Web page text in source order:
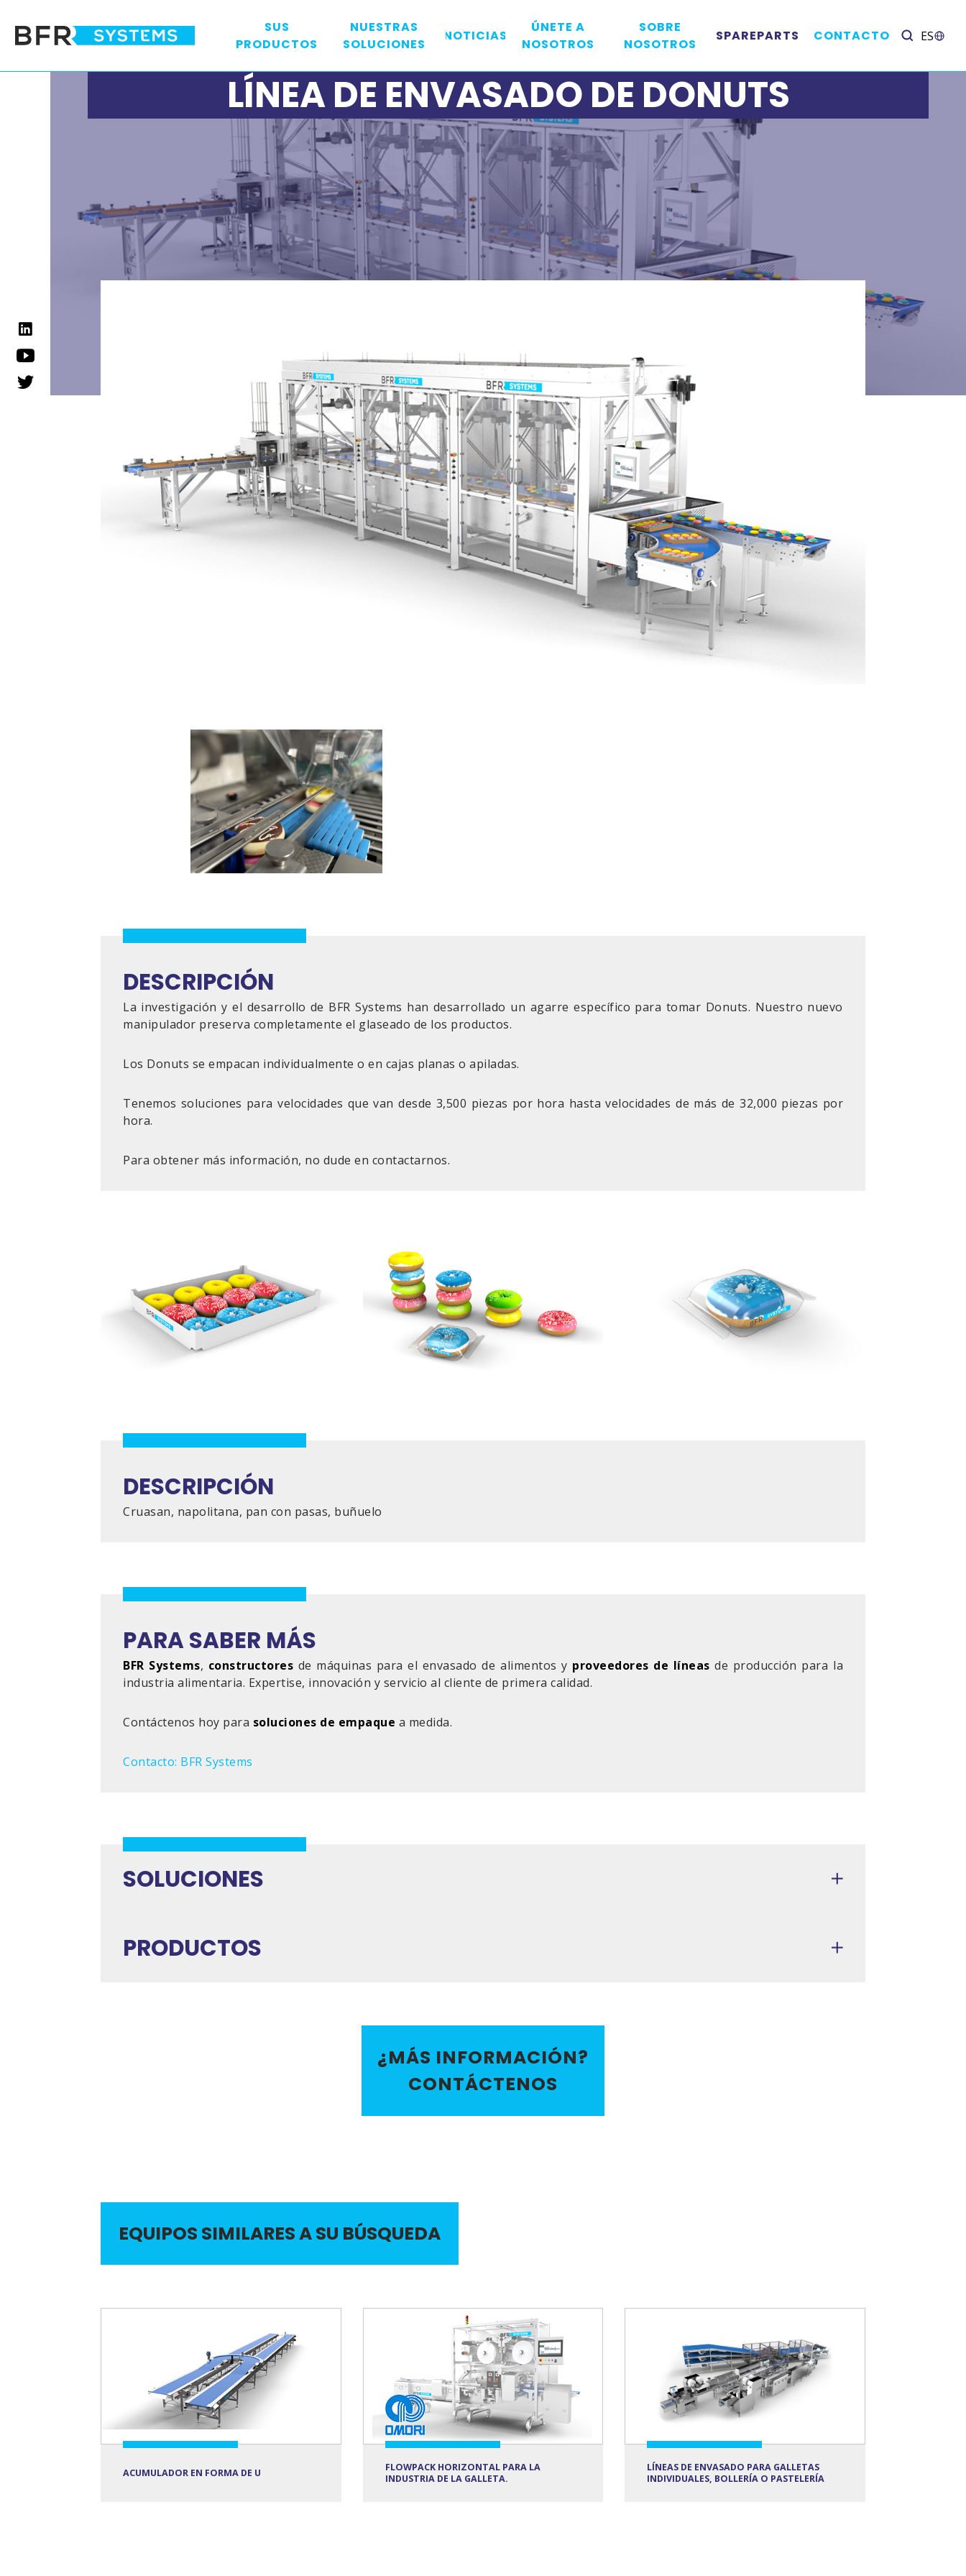
SUS
PRODUCTOS
NUESTRAS
SOLUCIONES
NOTICIAS
ÚNETE A
NOSOTROS
SOBRE
NOSOTROS
SPAREPARTS CONTACTO ES
LÍNEA DE ENVASADO DE DONUTS
DESCRIPCIÓN
La investigación y el desarrollo de BFR Systems han desarrollado un agarre específico para tomar Donuts. Nuestro nuevo
manipulador preserva completamente el glaseado de los productos.
Los Donuts se empacan individualmente o en cajas planas o apiladas.
Tenemos soluciones para velocidades que van desde 3,500 piezas por hora hasta velocidades de más de 32,000 piezas por
hora.
Para obtener más información, no dude en contactarnos.
DESCRIPCIÓN
Cruasan, napolitana, pan con pasas, buñuelo
PARA SABER MÁS
BFR Systems, constructores de máquinas para el envasado de alimentos y proveedores de líneas de producción para la
industria alimentaria. Expertise, innovación y servicio al cliente de primera calidad.
Contáctenos hoy para soluciones de empaque a medida.
Contacto: BFR Systems
SOLUCIONES
PRODUCTOS
¿MÁS INFORMACIÓN?
CONTÁCTENOS
EQUIPOS SIMILARES A SU BÚSQUEDA
ACUMULADOR EN FORMA DE U
FLOWPACK HORIZONTAL PARA LA
INDUSTRIA DE LA GALLETA.
LÍNEAS DE ENVASADO PARA GALLETAS
INDIVIDUALES, BOLLERÍA O PASTELERÍA